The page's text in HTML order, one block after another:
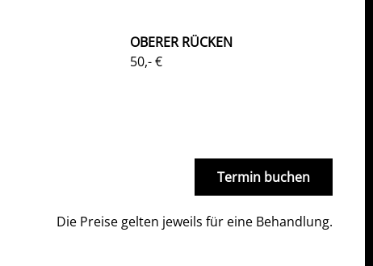
OBERER RÜCKEN
50,- €
Termin buchen
Die Preise gelten jeweils für eine Behandlung.